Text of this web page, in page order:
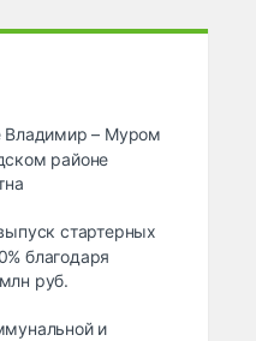
Владимир – Муром
районе
стартерных
благодаря
руб.
и